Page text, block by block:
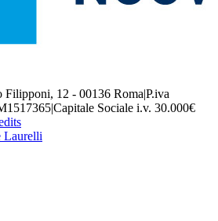
Filipponi, 12 - 00136 Roma|P.iva
|Capitale Sociale i.v. 30.000€
Laurelli